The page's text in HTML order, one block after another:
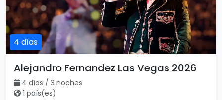
4 días
Alejandro Fernandez Las Vegas 2026
4 días / 3 noches
1 país(es)